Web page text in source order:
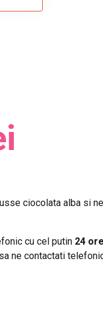
ciocolata alba si
cu cel putin 24
ne contactati